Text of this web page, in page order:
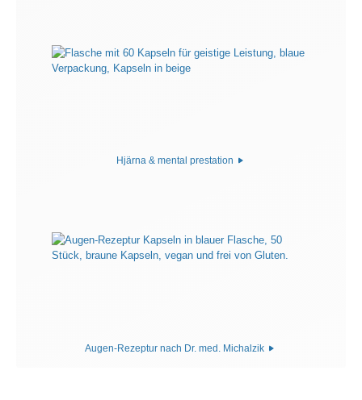
Hjärna & mental prestation
Augen-Rezeptur nach Dr. med. Michalzik